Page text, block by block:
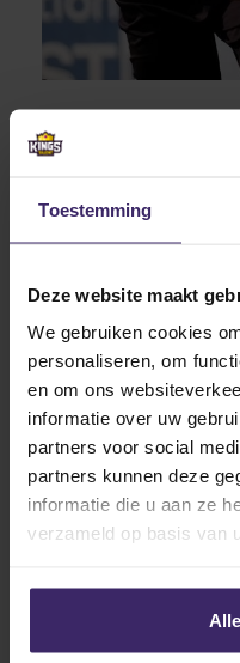
Toestemming
Deze website maakt
We gebruiken cookies
personaliseren, om
en om ons
informatie over uw
partners voor social
partners kunnen deze
informatie die u aan ze
verzameld op basis van